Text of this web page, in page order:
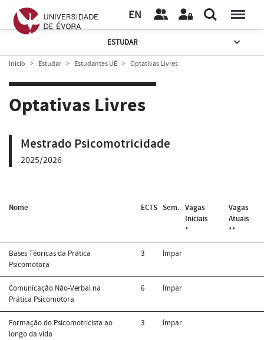
EN
ESTUDAR
Início Estudar Estudantes UÉ Optativas Livres
Optativas Livres
Mestrado Psicomotricidade
2025/2026
Nome ECTS Sem. Vagas
Iniciais
*
Vagas
Atuais
**
Bases Téoricas da Prática
Psicomotora
3 Ímpar
Comunicação Não-Verbal na
Prática Psicomotora
6 Ímpar
Formação do Psicomotricista ao
longo da vida
3 Ímpar